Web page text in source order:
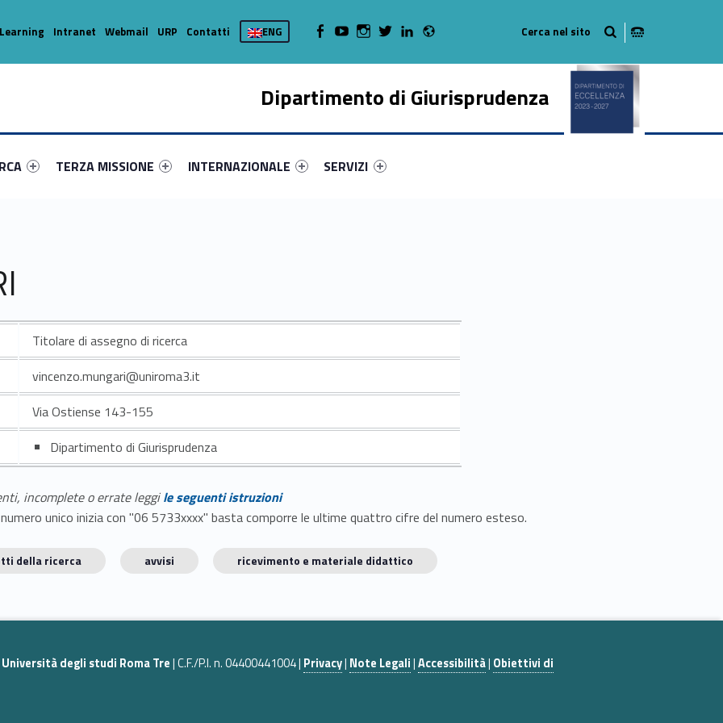
Dipartimento di Giurisprudenza
primary-41628-16
#link-menu-primary-69899-37
Link identifier #link-menu-primary-97244-45
TERZA MISSIONE
Link identifier #link-menu-primary-59949-50
INTERNAZIONALE
Link identifier #link-menu-primary-54409-62
SERVIZI
Intranet Webmail URP Contatti ENG WebMan on Facebook
WebMan on YoutubeWebMan on Instagram
WebMan on TwitterWebMan on LinkedIn
Titolare di assegno di ricerca
vincenzo.mungari@uniroma3.it
Via Ostiense 143-155
Dipartimento di Giurisprudenza
incomplete o errate leggile seguenti istruzioni
unico inizia con "06 5733xxxx" basta comporre le ultime quattro cifre del numero esteso.
della ricerca avvisi ricevimento e materiale didattico
Università degli studi Roma Tre| C.F./P.I. n. 04400441004 | Privacy| Note Legali|Accessibilità| Obiettivi di